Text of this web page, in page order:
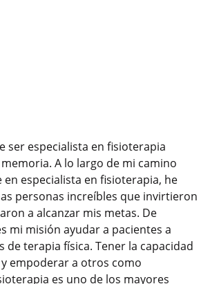
ser especialista en fisioterapia
A lo largo de mi camino
especialista en fisioterapia, he
personas increíbles que invirtieron
a alcanzar mis metas. De
mi misión ayudar a pacientes a
de terapia física. Tener la capacidad
empoderar a otros como
es uno de los mayores